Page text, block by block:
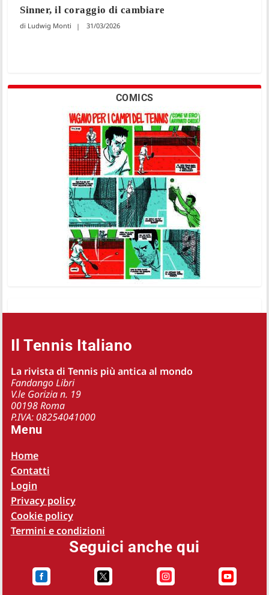
Sinner, il coraggio di cambiare
Ludwig Monti 31/03/2026
COMICS
Il Tennis Italiano
La rivista di Tennis più antica al mondo
Fandango Libri
V.le Gorizia n. 19
00198 Roma
P.IVA: 08254041000
Menu
Home
Contatti
Login
Privacy policy
Cookie policy
Termini e condizioni
Seguici anche qui
   